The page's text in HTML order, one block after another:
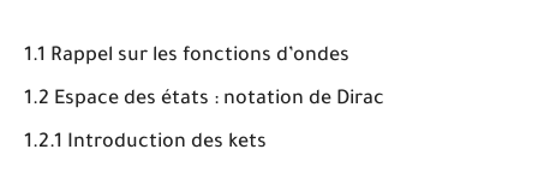
1.1 Rappel sur les fonctions d’ondes
1.2 Espace des états : notation de Dirac
1.2.1 Introduction des kets